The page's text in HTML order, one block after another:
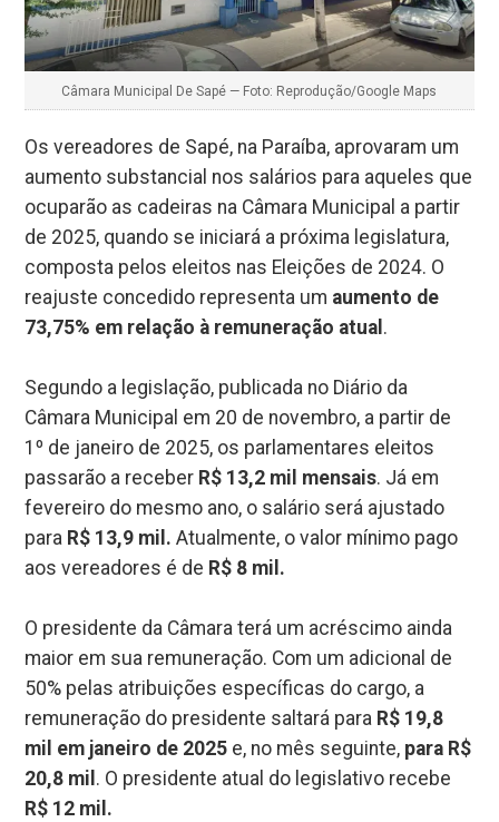
Câmara Municipal De Sapé — Foto: Reprodução/Google Maps
Os vereadores de Sapé, na Paraíba, aprovaram um
aumento substancial nos salários para aqueles que
ocuparão as cadeiras na Câmara Municipal a partir
de 2025, quando se iniciará a próxima legislatura,
composta pelos eleitos nas Eleições de 2024. O
reajuste concedido representa um aumento de
73,75% em relação à remuneração atual .
Segundo a legislação, publicada no Diário da
Câmara Municipal em 20 de novembro, a partir de
1º de janeiro de 2025, os parlamentares eleitos
passarão a receber R$ 13,2 mil mensais. Já em
fevereiro do mesmo ano, o salário será ajustado
para R$ 13,9 mil. Atualmente, o valor mínimo pago
aos vereadores é de R$ 8 mil.
O presidente da Câmara terá um acréscimo ainda
maior em sua remuneração. Com um adicional de
50% pelas atribuições específicas do cargo, a
remuneração do presidente saltará para R$ 19,8
mil em janeiro de 2025 e, no mês seguinte, para R$
20,8 mil . O presidente atual do legislativo recebe
R$ 12 mil.